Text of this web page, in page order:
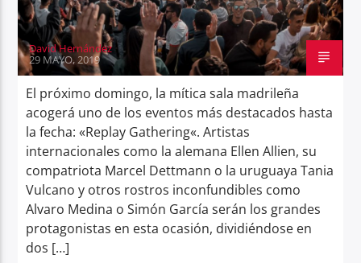
David Hernández
29 MAYO, 2019
El próximo domingo, la mítica sala madrileña
acogerá uno de los eventos más destacados hasta
la fecha: «Replay Gathering«. Artistas
internacionales como la alemana Ellen Allien, su
compatriota Marcel Dettmann o la uruguaya Tania
Vulcano y otros rostros inconfundibles como
Alvaro Medina o Simón García serán los grandes
protagonistas en esta ocasión, dividiéndose en
dos […]